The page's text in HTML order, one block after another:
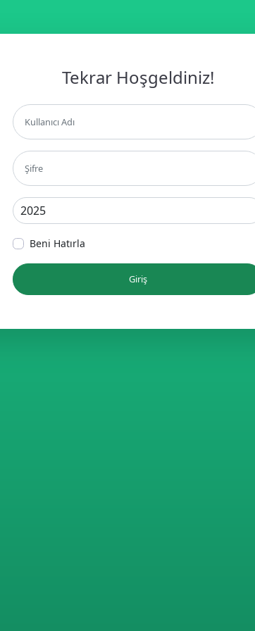
Tekrar Hoşgeldiniz!
Beni Hatırla
Giriş